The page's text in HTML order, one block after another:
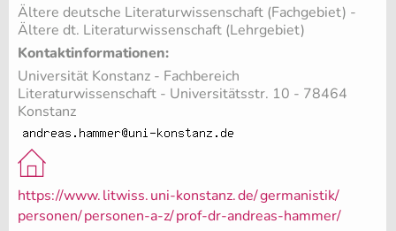
Ältere deutsche Literaturwissenschaft (Fachgebiet) -
Ältere dt. Literaturwissenschaft (Lehrgebiet)
Kontaktinformationen:
Universität Konstanz - Fachbereich
Literaturwissenschaft - Universitätsstr. 10 - 78464
Konstanz
https://www.litwiss.uni-konstanz.de/germanistik/
personen/personen-a-z/prof-dr-andreas-hammer/